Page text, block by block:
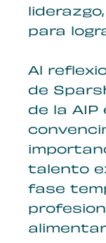
para
Al
de
de la AIP
talento
fase